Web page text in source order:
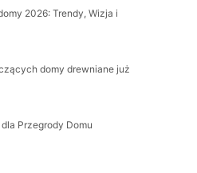
2026: Trendy, Wizja i
domy drewniane już
Przegrody Domu